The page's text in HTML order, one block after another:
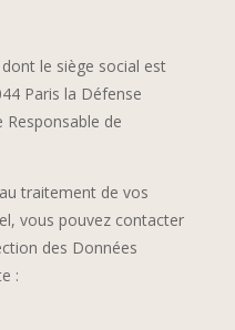
dont le siège social est
Paris la Défense
Responsable de
traitement de vos
vous pouvez contacter
des Données
: